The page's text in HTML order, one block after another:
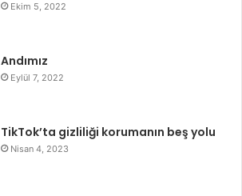
Ekim 5, 2022
Andımız
Eylül 7, 2022
TikTok’ta gizliliği korumanın beş yolu
Nisan 4, 2023